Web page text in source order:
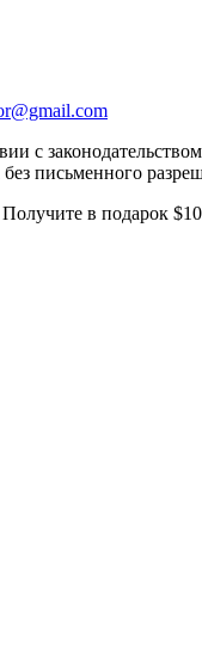
с
письменного
в подарок